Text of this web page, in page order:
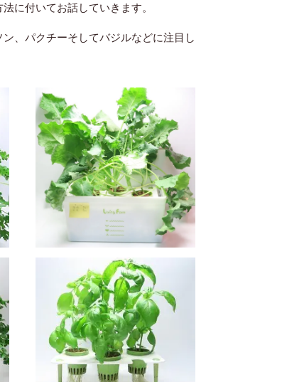
に付いてお話していきます。
、パクチーそしてバジルなどに注目し